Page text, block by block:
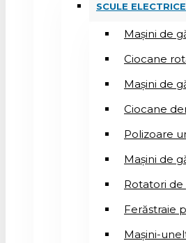
SCULE ELECTRICE
Mașini de
Ciocane
Mașini de
Ciocane
Polizoare
Mașini de
Rotatori
Ferăstraie
Mașini-